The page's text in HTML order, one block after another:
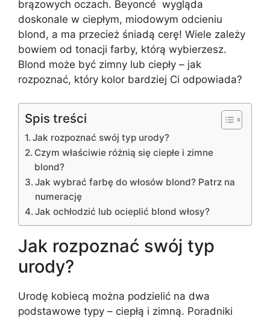
brązowych oczach. Beyoncé wygląda
doskonale w ciepłym, miodowym odcieniu
blond, a ma przecież śniadą cerę! Wiele zależy
bowiem od tonacji farby, którą wybierzesz.
Blond może być zimny lub ciepły – jak
rozpoznać, który kolor bardziej Ci odpowiada?
Spis treści
Jak rozpoznać swój typ urody?
Czym właściwie różnią się ciepłe i zimne
blond?
Jak wybrać farbę do włosów blond? Patrz na
numerację
Jak ochłodzić lub ocieplić blond włosy?
Jak rozpoznać swój typ
urody?
Urodę kobiecą można podzielić na dwa
podstawowe typy – ciepłą i zimną. Poradniki